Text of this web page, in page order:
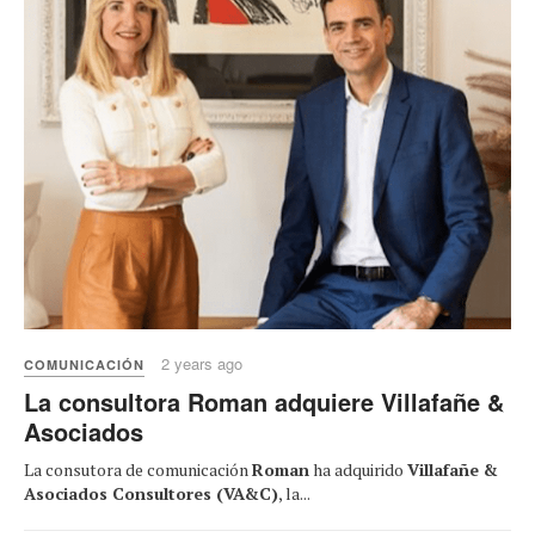
COMUNICACIÓN 2 years ago
La consultora Roman adquiere Villafañe &
Asociados
La consutora de comunicación Roman ha adquirido Villafañe &
Asociados Consultores (VA&C), la...